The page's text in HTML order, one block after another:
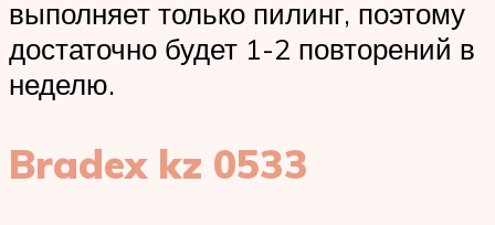
выполняет только пилинг, поэтому
достаточно будет 1-2 повторений в
неделю.
Bradex kz 0533